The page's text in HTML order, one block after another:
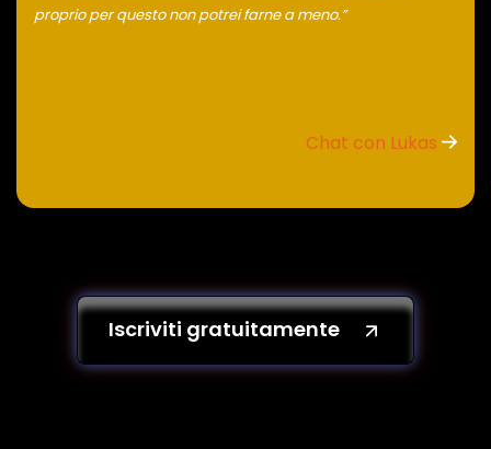
proprio per questo non potrei farne a meno.”
Chat con Lukas
Iscriviti gratuitamente